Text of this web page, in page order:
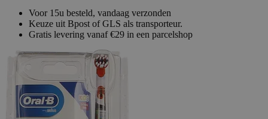
Voor 15u besteld, vandaag verzonden
Keuze uit Bpost of GLS als transporteur.
Gratis levering vanaf €29 in een parcelshop